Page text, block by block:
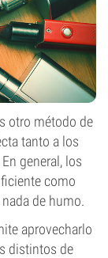
otro método de
tanto a los
general, los
como
de humo.
aprovecharlo
distintos de